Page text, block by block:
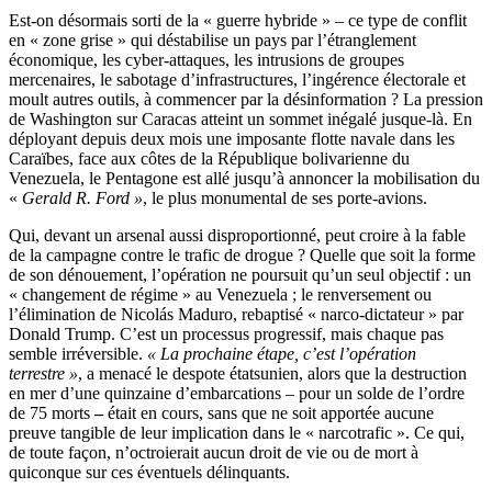
Est-on désormais sorti de la « guerre hybride » – ce type de conflit
en « zone grise » qui déstabilise un pays par l’étranglement
économique, les cyber-attaques, les intrusions de groupes
mercenaires, le sabotage d’infrastructures, l’ingérence électorale et
moult autres outils, à commencer par la désinformation ? La pression
de Washington sur Caracas atteint un sommet inégalé jusque-là. En
déployant depuis deux mois une imposante flotte navale dans les
Caraïbes, face aux côtes de la République bolivarienne du
Venezuela, le Pentagone est allé jusqu’à annoncer la mobilisation du
« Gerald R. Ford », le plus monumental de ses porte-avions.
Qui, devant un arsenal aussi disproportionné, peut croire à la fable
de la campagne contre le trafic de drogue ? Quelle que soit la forme
de son dénouement, l’opération ne poursuit qu’un seul objectif : un
« changement de régime » au Venezuela ; le renversement ou
l’élimination de Nicolás Maduro, rebaptisé « narco-dictateur » par
Donald Trump. C’est un processus progressif, mais chaque pas
semble irréversible. « La prochaine étape, c’est l’opération
terrestre », a menacé le despote étatsunien, alors que la destruction
en mer d’une quinzaine d’embarcations – pour un solde de l’ordre
de 75 morts–était en cours, sans que ne soit apportée aucune
preuve tangible de leur implication dans le « narcotrafic ». Ce qui,
de toute façon, n’octroierait aucun droit de vie ou de mort à
quiconque sur ces éventuels délinquants.